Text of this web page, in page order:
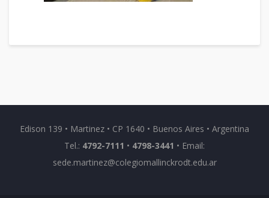
Edison 139 • Martinez • CP 1640 • Buenos Aires • Argentina
Tel.: 4792-7111 • 4798-3441 • Email:
sede.martinez@colegiomallinckrodt.edu.ar